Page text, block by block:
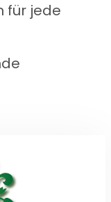
für jede